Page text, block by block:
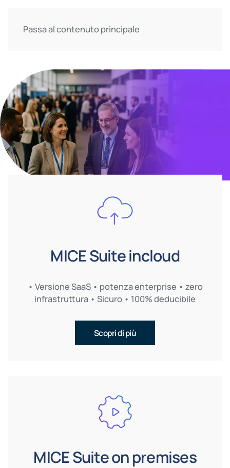
Passa al contenuto principale
MICE Suite incloud
• Versione SaaS • potenza enterprise • zero
infrastruttura • Sicuro • 100% deducibile
Scopri di più
MICE Suite on premises